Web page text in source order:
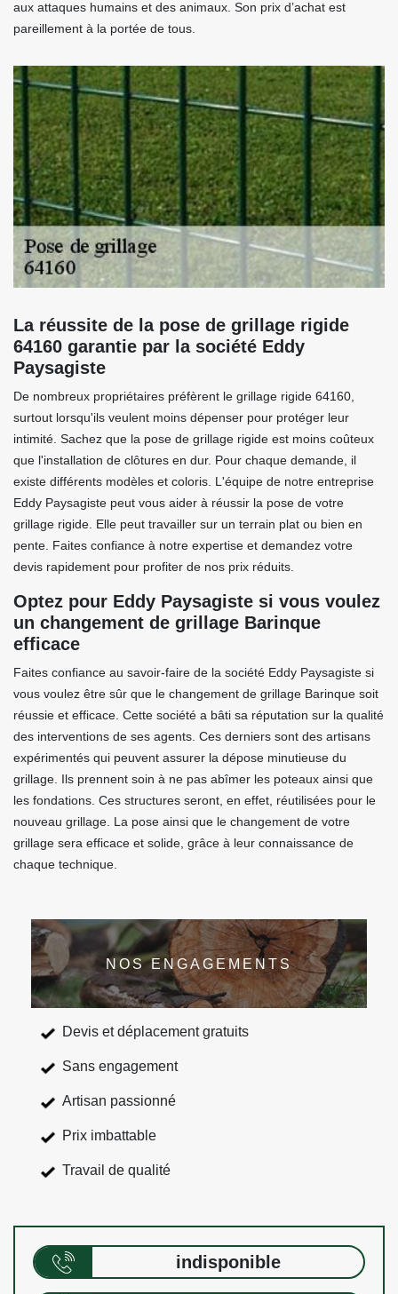
aux attaques humains et des animaux. Son prix d’achat est
pareillement à la portée de tous.
La réussite de la pose de grillage rigide
64160 garantie par la société Eddy
Paysagiste
De nombreux propriétaires préfèrent le grillage rigide 64160,
surtout lorsqu'ils veulent moins dépenser pour protéger leur
intimité. Sachez que la pose de grillage rigide est moins coûteux
que l'installation de clôtures en dur. Pour chaque demande, il
existe différents modèles et coloris. L'équipe de notre entreprise
Eddy Paysagiste peut vous aider à réussir la pose de votre
grillage rigide. Elle peut travailler sur un terrain plat ou bien en
pente. Faites confiance à notre expertise et demandez votre
devis rapidement pour profiter de nos prix réduits.
Optez pour Eddy Paysagiste si vous voulez
un changement de grillage Barinque
efficace
Faites confiance au savoir-faire de la société Eddy Paysagiste si
vous voulez être sûr que le changement de grillage Barinque soit
réussie et efficace. Cette société a bâti sa réputation sur la qualité
des interventions de ses agents. Ces derniers sont des artisans
expérimentés qui peuvent assurer la dépose minutieuse du
grillage. Ils prennent soin à ne pas abîmer les poteaux ainsi que
les fondations. Ces structures seront, en effet, réutilisées pour le
nouveau grillage. La pose ainsi que le changement de votre
grillage sera efficace et solide, grâce à leur connaissance de
chaque technique.
NOS ENGAGEMENTS
Devis et déplacement gratuits
Sans engagement
Artisan passionné
Prix imbattable
Travail de qualité
indisponible